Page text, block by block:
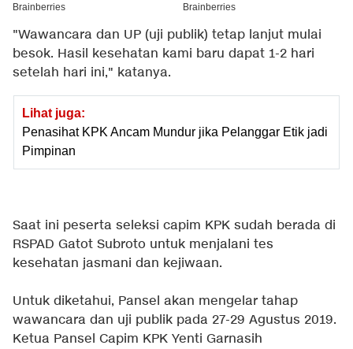
"Wawancara dan UP (uji publik) tetap lanjut mulai
besok. Hasil kesehatan kami baru dapat 1-2 hari
setelah hari ini," katanya.
Lihat juga:
Penasihat KPK Ancam Mundur jika Pelanggar Etik jadi
Pimpinan
Saat ini peserta seleksi capim KPK sudah berada di
RSPAD Gatot Subroto untuk menjalani tes
kesehatan jasmani dan kejiwaan.
Untuk diketahui, Pansel akan mengelar tahap
wawancara dan uji publik pada 27-29 Agustus 2019.
Ketua Pansel Capim KPK Yenti Garnasih